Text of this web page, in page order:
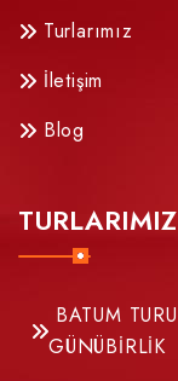
Turlarımız
İletişim
Blog
TURLARIMIZ
BATUM
GÜNÜBİRLİK